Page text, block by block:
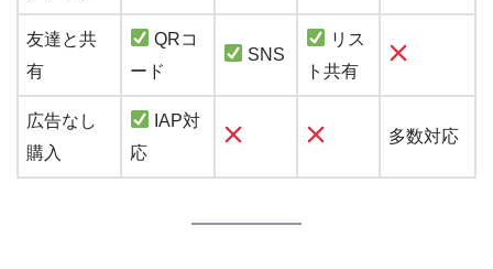
友達と共
有
QRコ
ード
SNS
リス
ト共有
広告なし
購入
IAP対
応
多数対応